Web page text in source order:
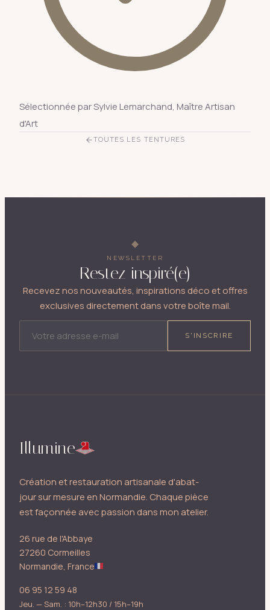
Sélectionnée par Sylvie Lemarchand, Maître Artisan
d'Art
TOUTES LES TENTURES
NEWSLETTER
Restez inspiré(e)
Recevez nos nouveautés, inspirations déco et offres
exclusives directement dans votre boîte mail.
S'INSCRIRE
Illumine
Création et restauration artisanale d'abat-
jour sur mesure en Normandie. Chaque pièce
est façonnée avec passion dans mon atelier.
26 rue de l'Abbaye
27260 Cormeilles
Normandie, France
06 95 12 59 48
Jeu. — Sam. : 10h–12h30 / 15h–19h